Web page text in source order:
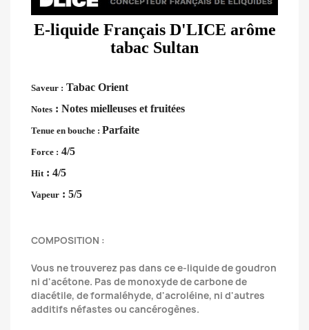
E-liquide Français D'LICE arôme
tabac Sultan
Saveur : Tabac Orient
Notes : Notes mielleuses et fruitées
Tenue en bouche : Parfaite
Force : 4/5
Hit : 4/5
Vapeur : 5/5
COMPOSITION :
Vous ne trouverez pas dans ce e-liquide de goudron
ni d'acétone. Pas de monoxyde de carbone de
diacétile, de formaléhyde, d'acroléine, ni d'autres
additifs néfastes ou cancérogènes.